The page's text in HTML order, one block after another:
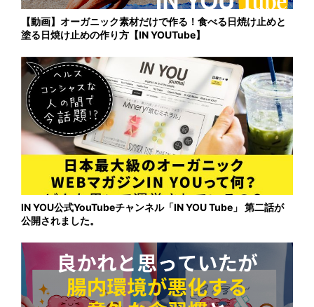
【動画】オーガニック素材だけで作る！食べる日焼け止めと
塗る日焼け止めの作り方【IN YOUTube】
IN YOU公式YouTubeチャンネル「IN YOU Tube」 第二話が
公開されました。